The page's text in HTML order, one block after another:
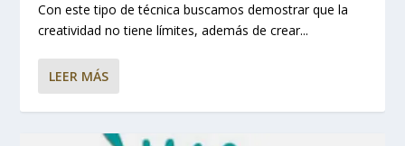
Con este tipo de técnica buscamos demostrar que la
creatividad no tiene límites, además de crear...
LEER MÁS